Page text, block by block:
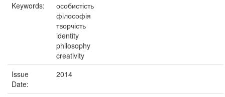
Keywords:
особистість
філософія
творчість
identity
philosophy
creativity
Issue
Date:
2014